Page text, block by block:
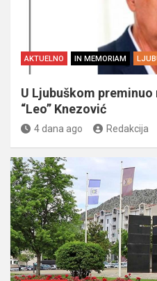
AKTUELNO IN MEMORIAM
U Ljubuškom preminuo
“Leo” Knezović
4 dana ago Redakcija